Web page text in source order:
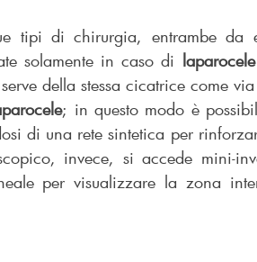
tipi di chirurgia, entrambe da
solamente in caso di laparocele
della stessa cicatrice come
; in questo modo è
di una rete sintetica per
invece, si accede mini-
per visualizzare la zona